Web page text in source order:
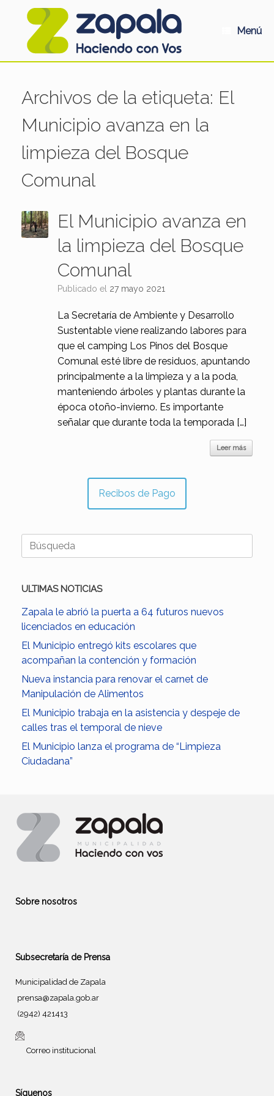
Menú
Archivos de la etiqueta: El
Municipio avanza en la
limpieza del Bosque
Comunal
El Municipio avanza en
la limpieza del Bosque
Comunal
Publicado el 27 mayo 2021
La Secretaría de Ambiente y Desarrollo
Sustentable viene realizando labores para
que el camping Los Pinos del Bosque
Comunal esté libre de residuos, apuntando
principalmente a la limpieza y a la poda,
manteniendo árboles y plantas durante la
época otoño-invierno. Es importante
señalar que durante toda la temporada […]
Leer más
Recibos de Pago
Buscar:
ULTIMAS NOTICIAS
Zapala le abrió la puerta a 64 futuros nuevos
licenciados en educación
El Municipio entregó kits escolares que
acompañan la contención y formación
Nueva instancia para renovar el carnet de
Manipulación de Alimentos
El Municipio trabaja en la asistencia y despeje de
calles tras el temporal de nieve
El Municipio lanza el programa de “Limpieza
Ciudadana”
Sobre nosotros
Subsecretaría de Prensa
Municipalidad de Zapala
prensa@zapala.gob.ar
(2942) 421413
Correo institucional
Síguenos